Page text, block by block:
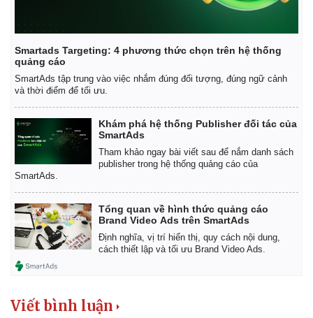
Kinh tế
Smartads Targeting: 4 phương thức chọn trên hệ thống
quảng cáo
SmartAds tập trung vào việc nhắm đúng đối tượng, đúng ngữ cảnh
và thời điểm để tối ưu.
Khám phá hệ thống Publisher đối tác của
SmartAds
Tham khảo ngay bài viết sau để nắm danh sách
publisher trong hệ thống quảng cáo của
SmartAds.
Tổng quan về hình thức quảng cáo
Brand Video Ads trên SmartAds
Định nghĩa, vị trí hiển thị, quy cách nội dung,
cách thiết lập và tối ưu Brand Video Ads.
Viết bình luận